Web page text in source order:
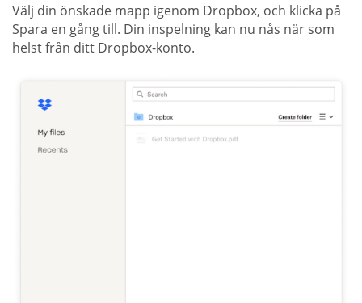
Välj din önskade mapp igenom Dropbox, och klicka på
Spara en gång till. Din inspelning kan nu nås när som
helst från ditt Dropbox-konto.